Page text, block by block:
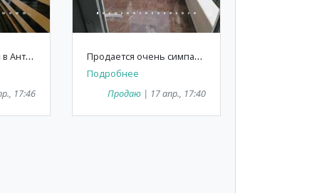
П
родажа квартиры в Анталии Коньяалты/Лиман 2+1 дуплекс
17:46
П
родается очень симпатичная 3+1 квартира в Анталии, Коньяалты/Лиман
Подробнее
Продаю| 17 апр., 17:40